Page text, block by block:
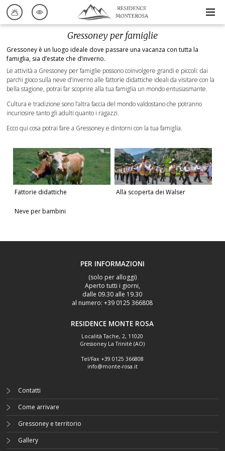
Gressoney per famiglie
Gressoney è un luogo ideale dove passare una vacanza con tutta la
famiglia, sia d’estate che d’inverno.
Le attività a Gressoney per famiglie possono coinvolgere grandi e piccoli: dai
parchi gioco sulla neve d’inverno alle fattorie didattiche ideali da visitare con la
bella stagione, potrai far scoprire alla tua famiglia un mondo entusiasmante.
Cultura e tradizione sono l’altra faccia del mondo valdostano che potranno
incuriosire tanto gli adulti quanto i ragazzi.
Ecco qui cosa potrai fare a Gressoney e dintorni con la tua famiglia.
Fattorie didattiche Alla scoperta dei Walser
Neve per bambini
PER INFORMAZIONI
(solo per alloggi)
Aperto tutti i giorni,
dalle 09.30 alle 19.30
al numero: +39 0125 366808
RESIDENCE MONTE ROSA
Località Tache, 2, 11020
Gressoney La Trinité (AO)
Tel/Fax +39 0125 366808
info@monte-rosa.it
Contatti
Come arrivare
Gressoney e territorio
Gallery